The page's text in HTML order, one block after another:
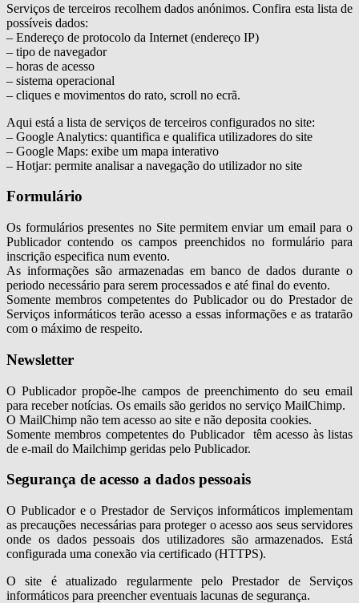
Serviços de terceiros recolhem dados anónimos. Confira esta lista de
possíveis dados:
– Endereço de protocolo da Internet (endereço IP)
– tipo de navegador
– horas de acesso
– sistema operacional
– cliques e movimentos do rato, scroll no ecrã.
Aqui está a lista de serviços de terceiros configurados no site:
– Google Analytics: quantifica e qualifica utilizadores do site
– Google Maps: exibe um mapa interativo
– Hotjar: permite analisar a navegação do utilizador no site
Formulário
Os formulários presentes no Site permitem enviar um email para o
Publicador contendo os campos preenchidos no formulário para
inscrição especifica num evento.
As informações são armazenadas em banco de dados durante o
periodo necessário para serem processados e até final do evento.
Somente membros competentes do Publicador ou do Prestador de
Serviços informáticos terão acesso a essas informações e as tratarão
com o máximo de respeito.
Newsletter
O Publicador propõe-lhe campos de preenchimento do seu email
para receber notícias. Os emails são geridos no serviço MailChimp.
O MailChimp não tem acesso ao site e não deposita cookies.
Somente membros competentes do Publicador têm acesso às listas
de e-mail do Mailchimp geridas pelo Publicador.
Segurança de acesso a dados pessoais
O Publicador e o Prestador de Serviços informáticos implementam
as precauções necessárias para proteger o acesso aos seus servidores
onde os dados pessoais dos utilizadores são armazenados. Está
configurada uma conexão via certificado (HTTPS).
O site é atualizado regularmente pelo Prestador de Serviços
informáticos para preencher eventuais lacunas de segurança.